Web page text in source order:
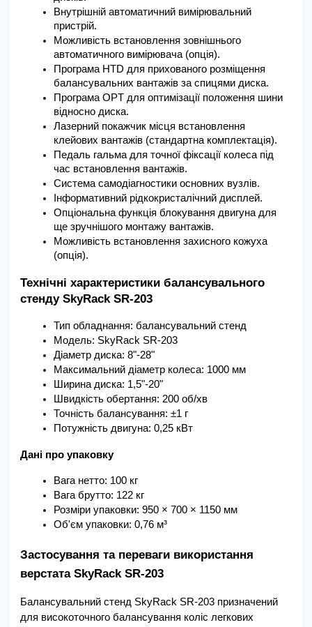
Внутрішній автоматичний вимірювальний
пристрій.
Можливість встановлення зовнішнього
автоматичного вимірювача (опція).
Програма HTD для прихованого розміщення
балансувальних вантажів за спицями диска.
Програма OPT для оптимізації положення шини
відносно диска.
Лазерний покажчик місця встановлення
клейових вантажів (стандартна комплектація).
Педаль гальма для точної фіксації колеса під
час встановлення вантажів.
Система самодіагностики основних вузлів.
Інформативний рідкокристалічний дисплей.
Опціональна функція блокування двигуна для
ще зручнішого монтажу вантажів.
Можливість встановлення захисного кожуха
(опція).
Технічні характеристики балансувального
стенду SkyRack SR-203
Тип обладнання: балансувальний стенд
Модель: SkyRack SR-203
Діаметр диска: 8"-28"
Максимальний діаметр колеса: 1000 мм
Ширина диска: 1,5"-20"
Швидкість обертання: 200 об/хв
Точність балансування: ±1 г
Потужність двигуна: 0,25 кВт
Дані про упаковку
Вага нетто: 100 кг
Вага брутто: 122 кг
Розміри упаковки: 950 × 700 × 1150 мм
Об'єм упаковки: 0,76 м³
Застосування та переваги використання
верстата SkyRack SR-203
Балансувальний стенд SkyRack SR-203 призначений
для високоточного балансування коліс легкових